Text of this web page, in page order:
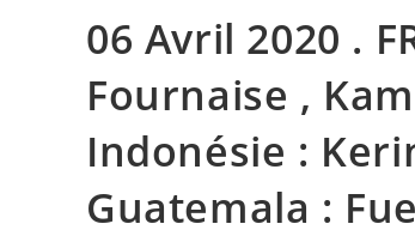
06 Avril 2020 .
Fournaise ,
Indonésie :
Guatemala :